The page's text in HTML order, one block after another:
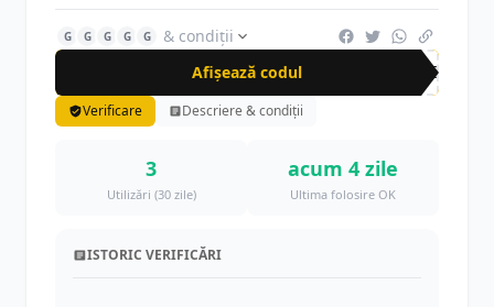
G G G G G
& condiții
Afișează codul
DEC
Verificare Descriere & condiții
3
Utilizări (30 zile)
acum 4 zile
Ultima folosire OK
ISTORIC VERIFICĂRI